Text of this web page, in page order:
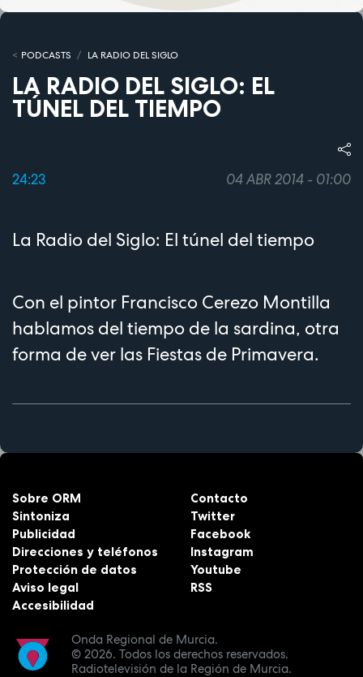
PODCASTS LA RADIO DEL SIGLO
LA RADIO DEL SIGLO: EL
TÚNEL DEL TIEMPO
24:23 04 ABR 2014 - 01:00
La Radio del Siglo: El túnel del tiempo
Con el pintor Francisco Cerezo Montilla
hablamos del tiempo de la sardina, otra
forma de ver las Fiestas de Primavera.
Onda Regional de Murcia.
© 2026. Todos los derechos reservados.
Radiotelevisión de la Región de Murcia.
Sobre ORM
Sintoniza
Publicidad
Direcciones y teléfonos
Protección de datos
Aviso legal
Accesibilidad
Contacto
Twitter
Facebook
Instagram
Youtube
RSS